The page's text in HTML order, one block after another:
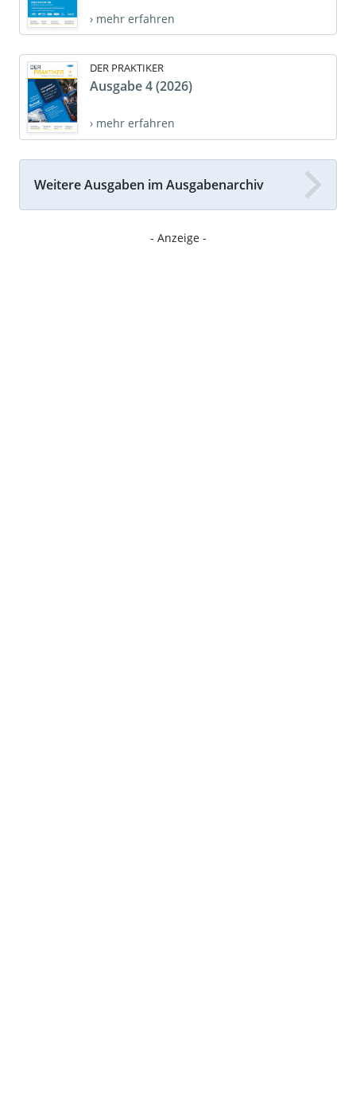
› mehr erfahren
DER PRAKTIKER
Ausgabe 4 (2026)
› mehr erfahren
Weitere Ausgaben im Ausgabenarchiv
- Anzeige -